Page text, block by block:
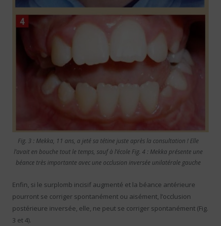
Fig. 3 : Mekka, 11 ans, a jeté sa tétine juste après la consultation ! Elle
l’avait en bouche tout le temps, sauf à l’école Fig. 4 : Mekka présente une
béance très importante avec une occlusion inversée unilatérale gauche
Enfin, si le surplomb incisif augmenté et la béance antérieure
pourront se corriger spontanément ou aisément, l’occlusion
postérieure inversée, elle, ne peut se corriger spontanément (Fig.
3 et 4).